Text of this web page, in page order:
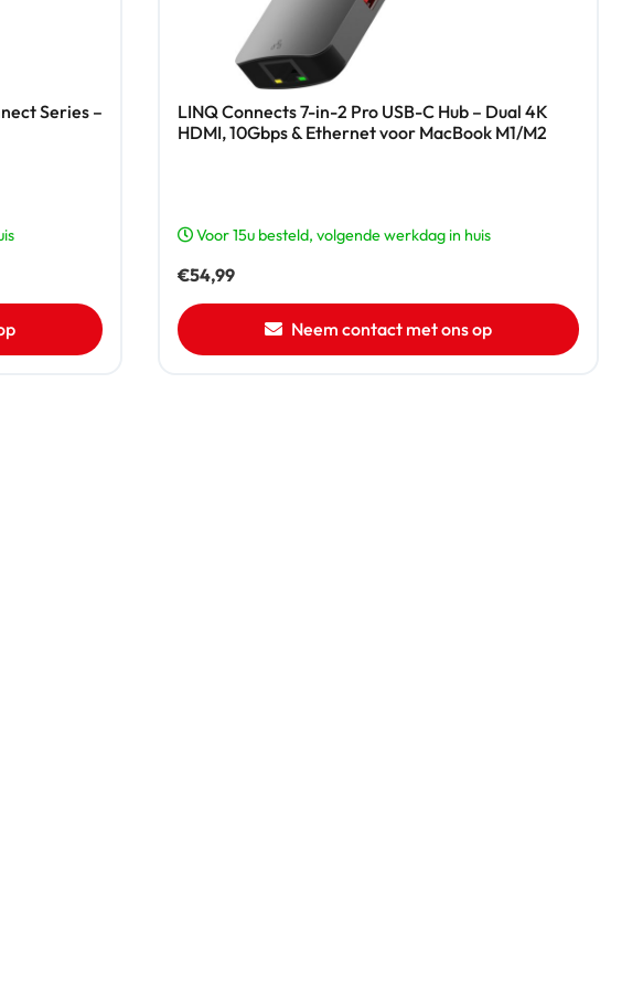
Series –
LINQ Connects 7-in-2 Pro USB-C Hub – Dual 4K
HDMI, 10Gbps & Ethernet voor MacBook M1/M2
Voor 15u besteld, volgende werkdag in huis
€54,99
Neem contact met ons op